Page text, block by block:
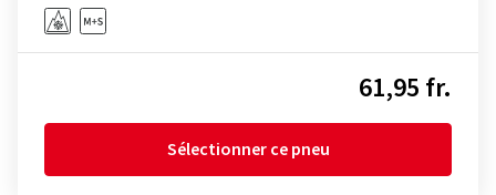
61,95 fr.
Sélectionner ce pneu